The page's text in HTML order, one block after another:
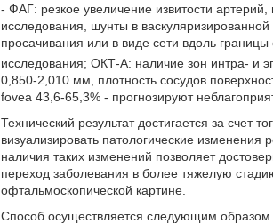
- ФАГ: резкое увеличение извитости
исследования, шунты в
просачивания или в виде сети вдоль
исследования; ОКТ-А: наличие зон интра- и
0,850-2,010 мм, плотность сосудов
fovea 43,6-65,3% - прогнозируют
Технический результат достигается за
визуализировать патологические изменения
наличия таких изменений позволяет
переход заболевания в более тяжелую
офтальмоскопической картине.
Способ осуществляется следующим образом.